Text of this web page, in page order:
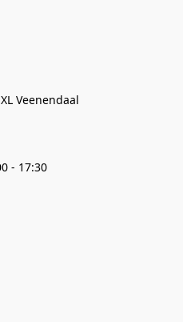
Veenendaal
- 17:30